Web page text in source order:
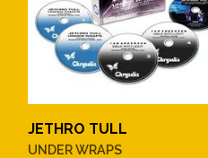
JETHRO TULL
UNDER WRAPS